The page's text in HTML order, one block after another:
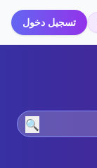
تسجيل دخول
🔍